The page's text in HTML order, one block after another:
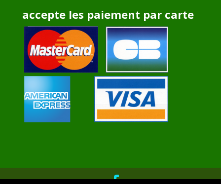
accepte les paiement par carte